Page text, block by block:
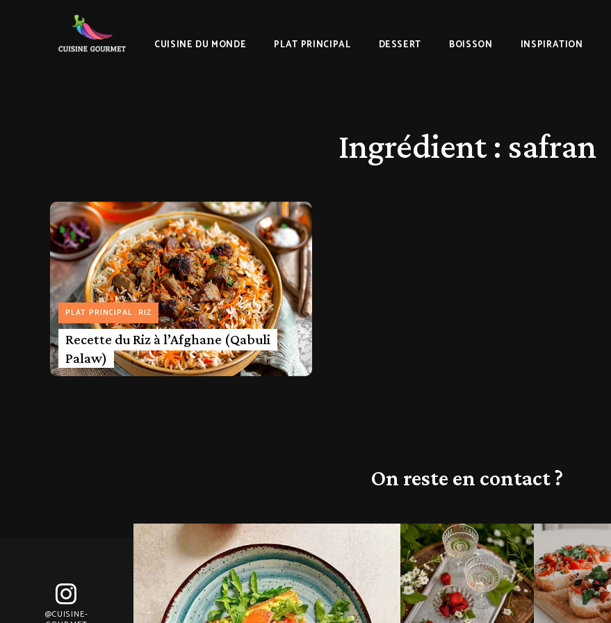
CUISINE DU MONDE PLAT PRINCIPAL DESSERT BOISSON INSPIRATION
Ingrédient : safran
PLAT PRINCIPAL RIZ
Recette du Riz à l’Afghane (Qabuli
Palaw)
On reste en contact ?
@CUISINE-